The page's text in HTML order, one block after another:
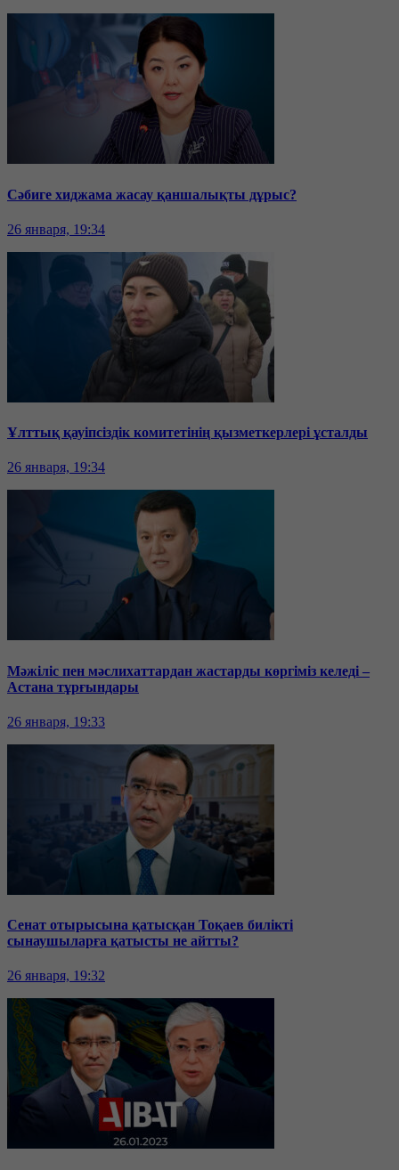
Сәбиге хиджама жасау қаншалықты дұрыс?
26 января, 19:34
Ұлттық қауіпсіздік комитетінің қызметкерлері ұсталды
26 января, 19:34
Мәжіліс пен мәслихаттардан жастарды көргіміз келеді –
Астана тұрғындары
26 января, 19:33
Сенат отырысына қатысқан Тоқаев билікті
сынаушыларға қатысты не айтты?
26 января, 19:32